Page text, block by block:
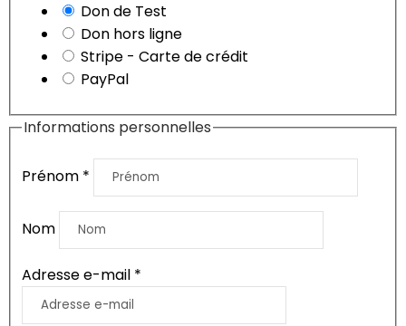
Don de Test
Don hors ligne
Stripe - Carte de crédit
PayPal
Informations personnelles
Prénom *
Nom
Adresse e-mail *